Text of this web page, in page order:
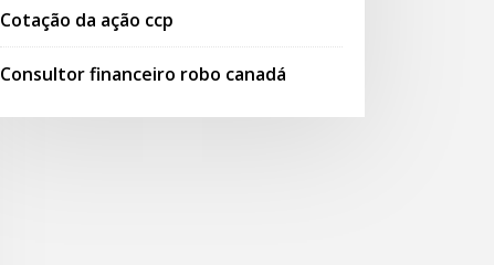
Cotação da ação ccp
Consultor financeiro robo canadá